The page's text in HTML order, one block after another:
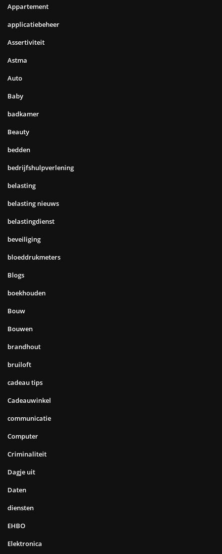
Appartement
applicatiebeheer
Assertiviteit
Astma
Auto
Baby
badkamer
Beauty
bedden
bedrijfshulpverlening
belasting
belasting nieuws
belastingdienst
beveiliging
bloeddrukmeters
Blogs
boekhouden
Bouw
Bouwen
brandhout
bruiloft
cadeau tips
Cadeauwinkel
communicatie
Computer
Criminaliteit
Dagje uit
Daten
diensten
EHBO
Elektronica